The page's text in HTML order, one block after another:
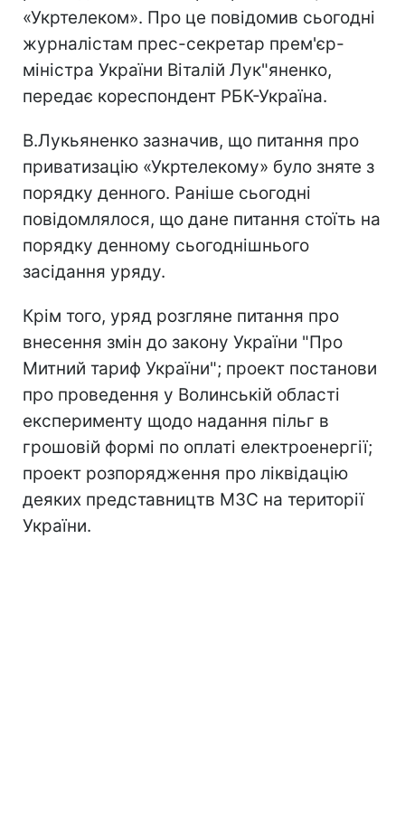
«Укртелеком». Про це повідомив сьогодні
журналістам прес-секретар прем'єр-
міністра України Віталій Лук"яненко,
передає кореспондент РБК-Україна.
В.Лукьяненко зазначив, що питання про
приватизацію «Укртелекому» було зняте з
порядку денного. Раніше сьогодні
повідомлялося, що дане питання стоїть на
порядку денному сьогоднішнього
засідання уряду.
Крім того, уряд розгляне питання про
внесення змін до закону України "Про
Митний тариф України"; проект постанови
про проведення у Волинській області
експерименту щодо надання пільг в
грошовій формі по оплаті електроенергії;
проект розпорядження про ліквідацію
деяких представництв МЗС на території
України.